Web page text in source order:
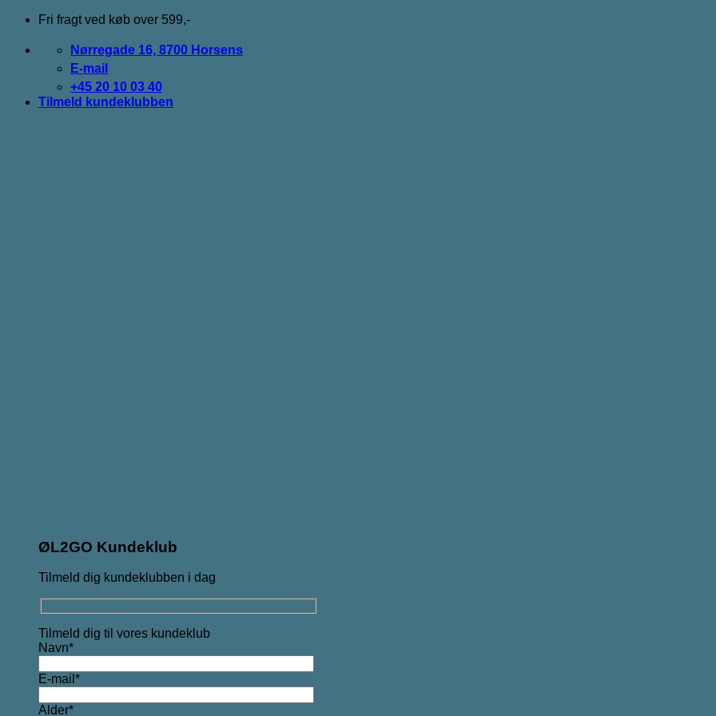
Fortsæt
indhold
Fri fragt ved køb over 599,-
Nørregade 16, 8700 Horsens
E-mail
+45 20 10 03 40
Tilmeld kundeklubben
ØL2GO Kundeklub
Tilmeld dig kundeklubben i dag
Tilmeld dig til vores kundeklub
Navn*
E-mail*
Alder*